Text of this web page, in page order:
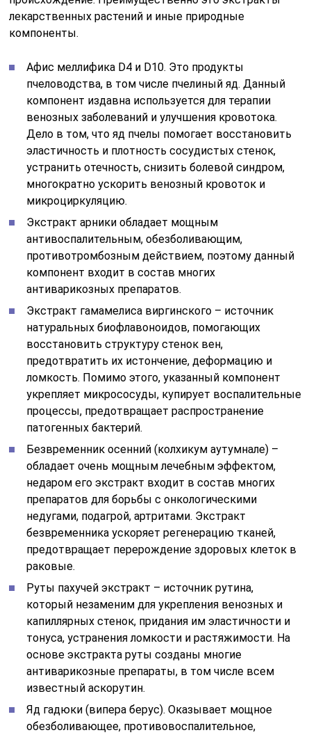
лекарственных растений и иные природные
компоненты.
Афис меллифика D4 и D10. Это продукты
пчеловодства, в том числе пчелиный яд. Данный
компонент издавна используется для терапии
венозных заболеваний и улучшения кровотока.
Дело в том, что яд пчелы помогает восстановить
эластичность и плотность сосудистых стенок,
устранить отечность, снизить болевой синдром,
многократно ускорить венозный кровоток и
микроциркуляцию.
Экстракт арники обладает мощным
антивоспалительным, обезболивающим,
противотромбозным действием, поэтому данный
компонент входит в состав многих
антиварикозных препаратов.
Экстракт гамамелиса виргинского – источник
натуральных биофлавоноидов, помогающих
восстановить структуру стенок вен,
предотвратить их истончение, деформацию и
ломкость. Помимо этого, указанный компонент
укрепляет микрососуды, купирует воспалительные
процессы, предотвращает распространение
патогенных бактерий.
Безвременник осенний (колхикум аутумнале) –
обладает очень мощным лечебным эффектом,
недаром его экстракт входит в состав многих
препаратов для борьбы с онкологическими
недугами, подагрой, артритами. Экстракт
безвременника ускоряет регенерацию тканей,
предотвращает перерождение здоровых клеток в
раковые.
Руты пахучей экстракт – источник рутина,
который незаменим для укрепления венозных и
капиллярных стенок, придания им эластичности и
тонуса, устранения ломкости и растяжимости. На
основе экстракта руты созданы многие
антиварикозные препараты, в том числе всем
известный аскорутин.
Яд гадюки (випера берус). Оказывает мощное
обезболивающее, противовоспалительное,